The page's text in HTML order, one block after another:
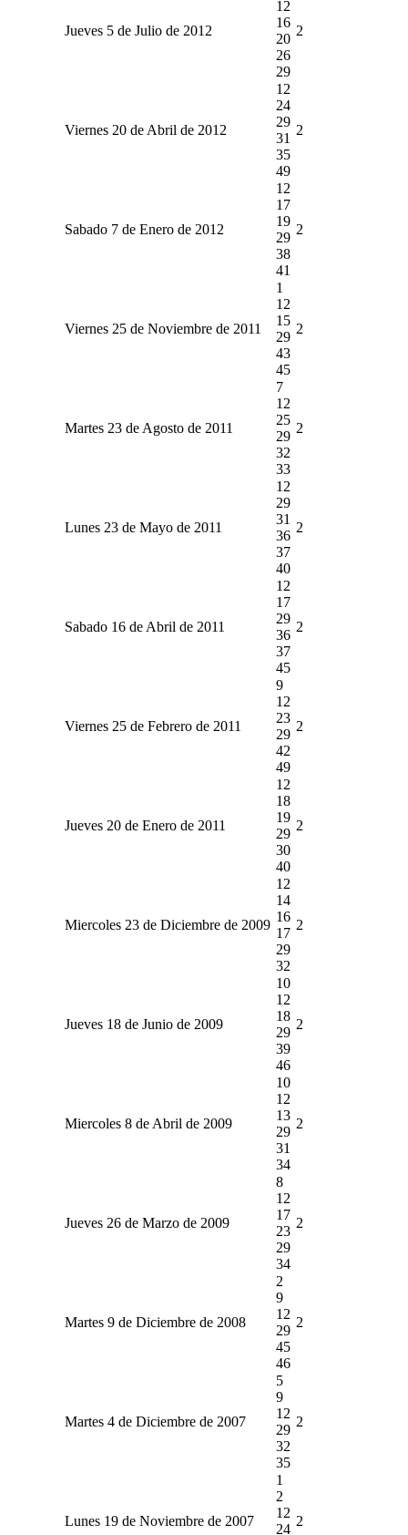
Jueves 5 de Julio de 2012
12
16
20
26
29
2
Viernes 20 de Abril de 2012
12
24
29
31
35
49
2
Sabado 7 de Enero de 2012
12
17
19
29
38
41
2
Viernes 25 de Noviembre de 2011
1
12
15
29
43
45
2
Martes 23 de Agosto de 2011
7
12
25
29
32
33
2
Lunes 23 de Mayo de 2011
12
29
31
36
37
40
2
Sabado 16 de Abril de 2011
12
17
29
36
37
45
2
Viernes 25 de Febrero de 2011
9
12
23
29
42
49
2
Jueves 20 de Enero de 2011
12
18
19
29
30
40
2
Miercoles 23 de Diciembre de 2009
12
14
16
17
29
32
2
Jueves 18 de Junio de 2009
10
12
18
29
39
46
2
Miercoles 8 de Abril de 2009
10
12
13
29
31
34
2
Jueves 26 de Marzo de 2009
8
12
17
23
29
34
2
Martes 9 de Diciembre de 2008
2
9
12
29
45
46
2
Martes 4 de Diciembre de 2007
5
9
12
29
32
35
2
Lunes 19 de Noviembre de 2007
1
2
12
24
2